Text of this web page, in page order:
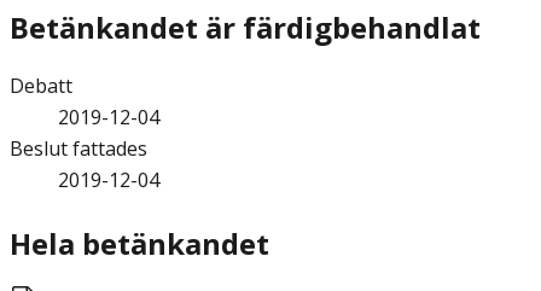
Betänkandet är färdigbehandlat
Debatt
2019-12-04
Beslut fattades
2019-12-04
Hela betänkandet